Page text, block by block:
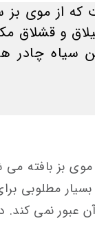
از موی بز
و قشلاق
سیاه
موی بز بافته
مطلوبی
آن عبور نمی